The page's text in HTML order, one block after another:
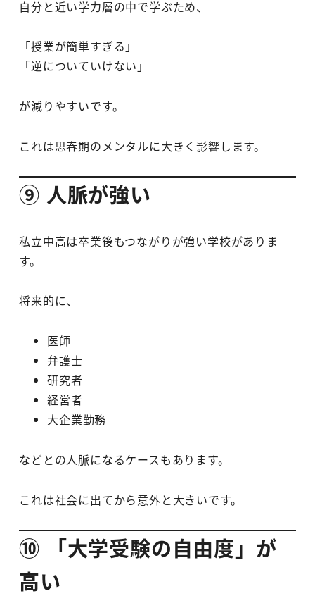
自分と近い学力層の中で学ぶため、
「授業が簡単すぎる」
「逆についていけない」
が減りやすいです。
これは思春期のメンタルに大きく影響します。
⑨ 人脈が強い
私立中高は卒業後もつながりが強い学校がありま
す。
将来的に、
医師
弁護士
研究者
経営者
大企業勤務
などとの人脈になるケースもあります。
これは社会に出てから意外と大きいです。
⑩ 「大学受験の自由度」が
高い